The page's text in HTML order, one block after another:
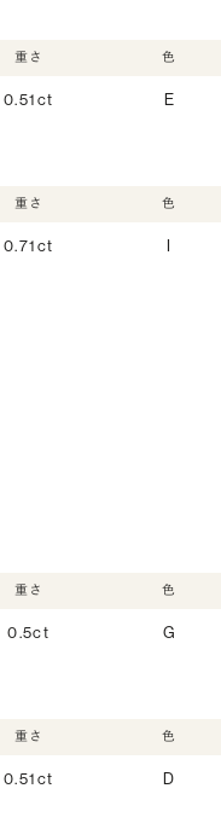
重さ
0.51ct
色
E
重さ
0.71ct
色
I
重さ
0.5ct
色
G
重さ
0.51ct
色
D